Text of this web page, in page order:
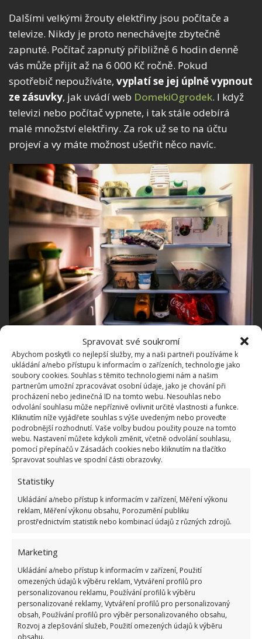
Spravovat své soukromí
Abychom poskytli co nejlepší služby, my a naši partneři používáme k
ukládání a/nebo přístupu k informacím o zařízeních, technologie jako
soubory cookies. Souhlas s těmito technologiemi nám a našim
partnerům umožní zpracovávat osobní údaje, jako je chování při
procházení nebo jedinečná ID na tomto webu. Nesouhlas nebo
odvolání souhlasu může nepříznivě ovlivnit určité vlastnosti a funkce.
Kliknutím níže vyjádřete souhlas s výše uvedeným nebo proveďte
podrobnější rozhodnutí. Vaše volby budou použity pouze na tomto
webu. Nastavení můžete kdykoli změnit, včetně odvolání souhlasu,
pomocí přepínačů v Zásadách cookies nebo kliknutím na tlačítko
Spravovat souhlas ve spodní části obrazovky.
Statistiky
Ukládání a/nebo přístup k informacím v zařízení, Měření výkonu
reklam, Měření výkonu obsahu, Porozumění publiku
prostřednictvím statistik nebo kombinací údajů z různých zdrojů.
Marketing
Ukládání a/nebo přístup k informacím v zařízení, Použití
omezených údajů k výběru reklam, Vytváření profilů pro
personalizovanou reklamu, Používání profilů k výběru
personalizované reklamy, Vytváření profilů pro personalizovaný
obsah, Používání profilů pro výběr personalizovaného obsahu,
Rozvoj a zlepšování služeb, Použití omezených údajů k výběru
obsahu.
Dalšími velkými žrouty elektřiny jsou počítače a
televize. Nikdy je proto nenechávejte zbytečně
zapnuté. Počítač zapnutý přibližně 6 hodin denně
vás může přijít až na 6 000 Kč ročně. Pokud
spotřebič nepoužíváte, vyplatí se jej úplně vypnout
ze zásuvky, jak uvádí web DomekiOgrodek. I když
televizi nebo počítač vypnete, i tak stále odebírá
malé množství elektřiny. Za rok už se to na účtu
projeví a vy máte možnost ušetřit něco navíc.
Vypínání topení na noc je častým
lidovým přešlapem. Spotřeba
energie se tak oproti očekávání
zvýší
Pokud ještě nemáte úsporné žárovky, rozhodně
byste to měli změnit. Jejich spotřeba je totiž výrazně
korun. A netřeba zmiňovat, že hodně ušetříte i tím,
že budete zhasínat v místnostech, kde zrovna
nepobýváte. Podívejte se také na novéznačení
psali na BydlímeÚtulně. Stupnice A+ byla nahrazena
písmeny A–G.